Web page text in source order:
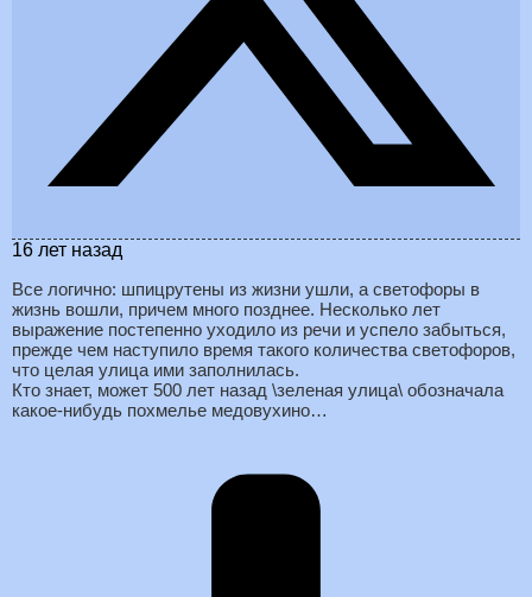
16 лет назад
Все логично: шпицрутены из жизни ушли, а светофоры в
жизнь вошли, причем много позднее. Несколько лет
выражение постепенно уходило из речи и успело забыться,
прежде чем наступило время такого количества светофоров,
что целая улица ими заполнилась.
Кто знает, может 500 лет назад \зеленая улица\ обозначала
какое-нибудь похмелье медовухино…